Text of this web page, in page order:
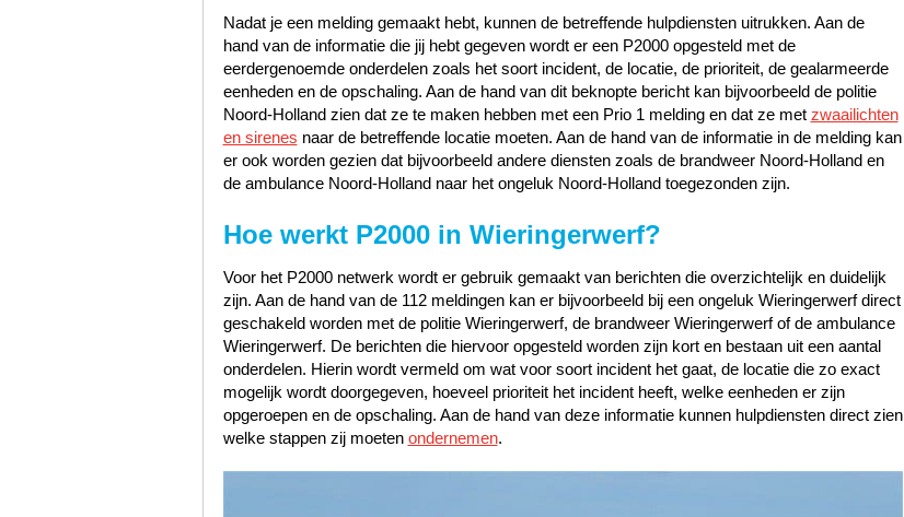
Nadat je een melding gemaakt hebt, kunnen de betreffende hulpdiensten uitrukken. Aan de
hand van de informatie die jij hebt gegeven wordt er een P2000 opgesteld met de
eerdergenoemde onderdelen zoals het soort incident, de locatie, de prioriteit, de gealarmeerde
eenheden en de opschaling. Aan de hand van dit beknopte bericht kan bijvoorbeeld de politie
Noord-Holland zien dat ze te maken hebben met een Prio 1 melding en dat ze met zwaailichten
en sirenes naar de betreffende locatie moeten. Aan de hand van de informatie in de melding kan
er ook worden gezien dat bijvoorbeeld andere diensten zoals de brandweer Noord-Holland en
de ambulance Noord-Holland naar het ongeluk Noord-Holland toegezonden zijn.
Hoe werkt P2000 in Wieringerwerf?
Voor het P2000 netwerk wordt er gebruik gemaakt van berichten die overzichtelijk en duidelijk
zijn. Aan de hand van de 112 meldingen kan er bijvoorbeeld bij een ongeluk Wieringerwerf direct
geschakeld worden met de politie Wieringerwerf, de brandweer Wieringerwerf of de ambulance
Wieringerwerf. De berichten die hiervoor opgesteld worden zijn kort en bestaan uit een aantal
onderdelen. Hierin wordt vermeld om wat voor soort incident het gaat, de locatie die zo exact
mogelijk wordt doorgegeven, hoeveel prioriteit het incident heeft, welke eenheden er zijn
opgeroepen en de opschaling. Aan de hand van deze informatie kunnen hulpdiensten direct zien
welke stappen zij moeten ondernemen.